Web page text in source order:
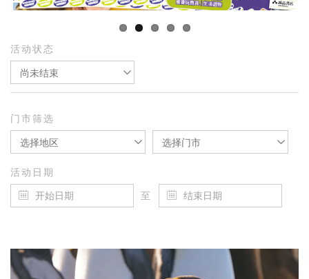
活动状态
尚未结束
门市筛选
选择地区 选择门市
活动日期
至